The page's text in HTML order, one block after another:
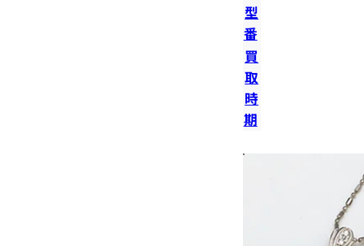
型
番
買
取
時
期